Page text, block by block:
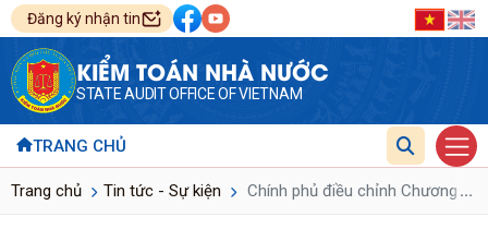
Đăng ký nhận tin
KIỂM TOÁN NHÀ NƯỚC
STATE AUDIT OFFICE OF VIETNAM
TRANG CHỦ
Trang chủ Tin tức - Sự kiện Chính phủ điều chỉnh Chương...